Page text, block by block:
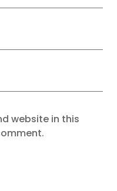
website in this